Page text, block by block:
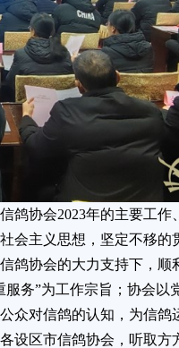
协会2023年的主要工作
会主义思想，坚定不移的
鸽协会的大力支持下，顺
务”为工作宗旨；协会以
众对信鸽的认知，为信鸽
设区市信鸽协会，听取方